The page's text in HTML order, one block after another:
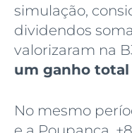
simulação,
dividendos
valorizaram na
um ganho total
No mesmo